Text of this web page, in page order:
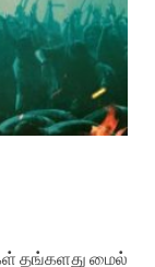
தங்களது மைல்